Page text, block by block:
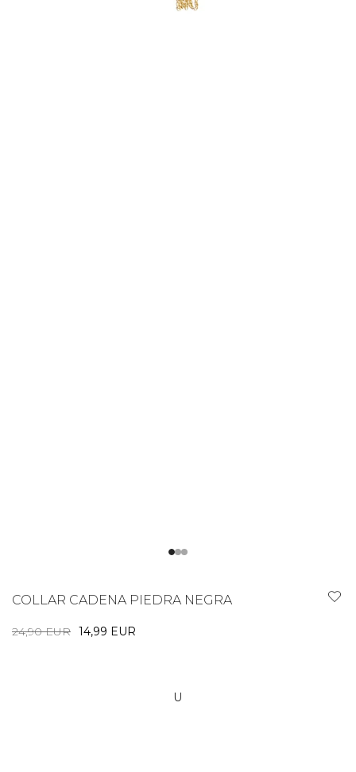
COLLAR CADENA PIEDRA NEGRA
24,90 EUR 14,99 EUR
U